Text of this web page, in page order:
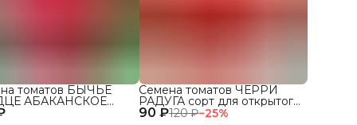
томатов БЫЧЬЕ
АБАКАНСКОЕ
открытого грунта 90 ₽120 ₽−25%
Семена томатов ЧЕРРИ
РАДУГА сорт для открытого
грунта и теплиц